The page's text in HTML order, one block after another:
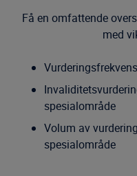
Få en omfattende
med
spesialområde
Volum av
spesialområde